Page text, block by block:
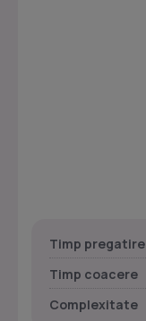
Timp pregatire
Timp coacere
Complexitate